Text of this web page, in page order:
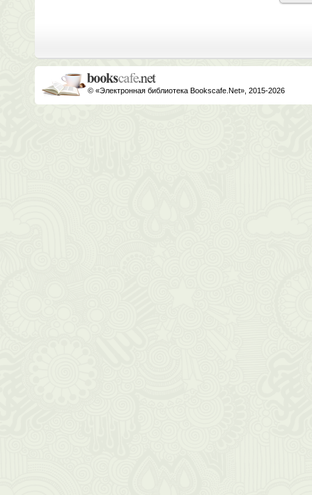
© «Электронная библиотека Bookscafe.Net», 2015-2026